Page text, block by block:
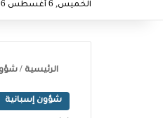
الخميس, 6 أغسطس 2026
الرئيسية /
شؤون إسبانية